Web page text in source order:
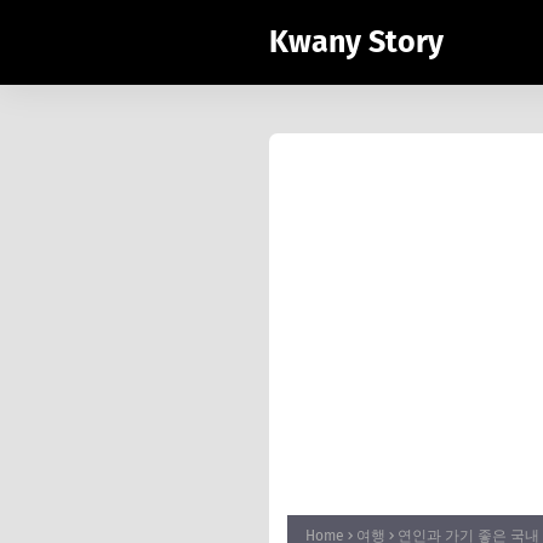
Kwany Story
Home 여행 연인과 가기 좋은 국내